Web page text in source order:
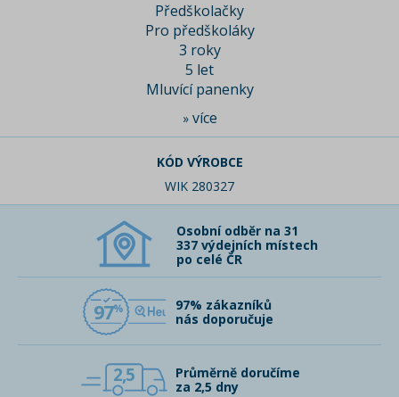
Předškolačky
Pro předškoláky
3 roky
5 let
Mluvící panenky
» více
KÓD VÝROBCE
WIK 280327
Osobní odběr na 31
337 výdejních místech
po celé ČR
97
97% zákazníků
nás doporučuje
2,5
Průměrně doručíme
za 2,5 dny